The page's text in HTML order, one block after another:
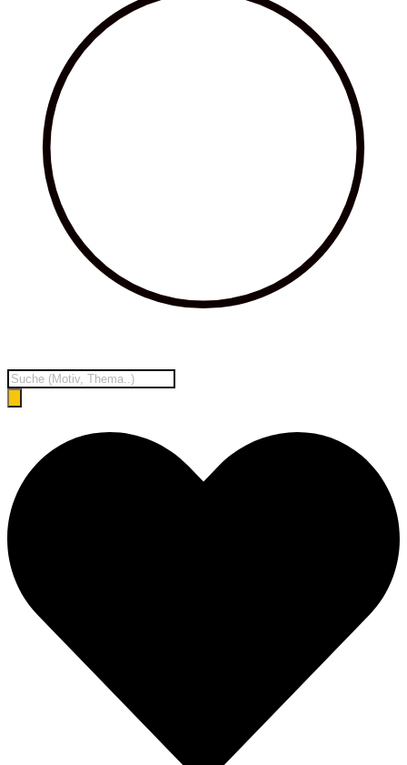
Products
search